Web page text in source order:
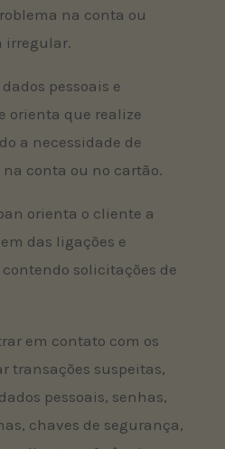
na conta ou
irregular.
pessoais e
orienta que realize
a necessidade de
conta ou no cartão.
orienta o cliente a
das ligações e
solicitações de
em contato com os
transações suspeitas,
pessoais, senhas,
chaves de segurança,